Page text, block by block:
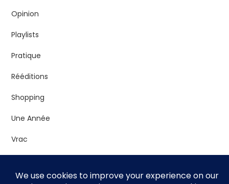
Opinion
Playlists
Pratique
Rééditions
Shopping
Une Année
Vrac